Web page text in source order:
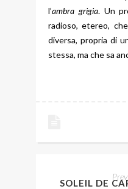
l’ambra grigia. Un
radioso, etereo,
diversa, propria di
stessa, ma che sa
SOLEIL DE